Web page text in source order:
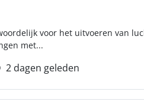
voor het uitvoeren van
met...
2 dagen geleden